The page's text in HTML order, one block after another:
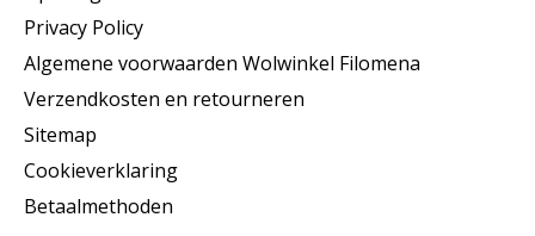
Privacy Policy
Algemene voorwaarden Wolwinkel Filomena
Verzendkosten en retourneren
Sitemap
Cookieverklaring
Betaalmethoden